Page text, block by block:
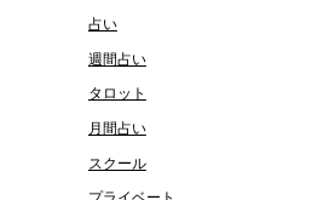
占い
週間占い
タロット
月間占い
スクール